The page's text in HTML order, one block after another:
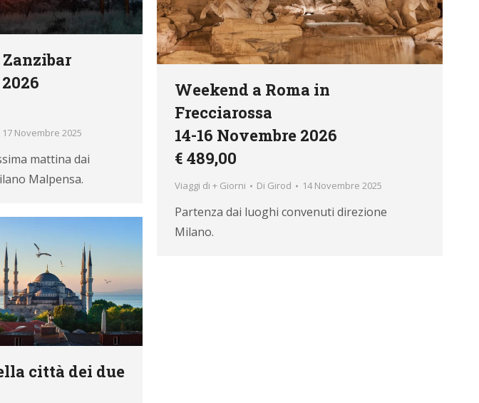
17 Novembre 2025
mattina dai
Malpensa.
Weekend a Roma in
Frecciarossa
14-16 Novembre 2026
€ 489,00
Viaggi di + Giorni Di Girod 14 Novembre 2025
Partenza dai luoghi convenuti direzione
Milano.
città dei due